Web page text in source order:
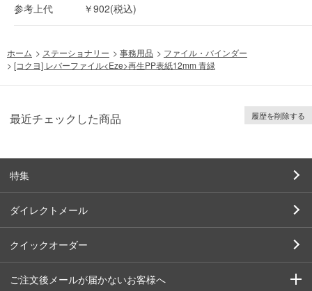
参考上代 ￥902(税込)
ホーム > ステーショナリー > 事務用品 > ファイル・バインダー
> [コクヨ] レバーファイル<Eze>再生PP表紙12mm 青緑
最近チェックした商品 履歴を削除する
特集
ダイレクトメール
クイックオーダー
ご注文後メールが届かないお客様へ